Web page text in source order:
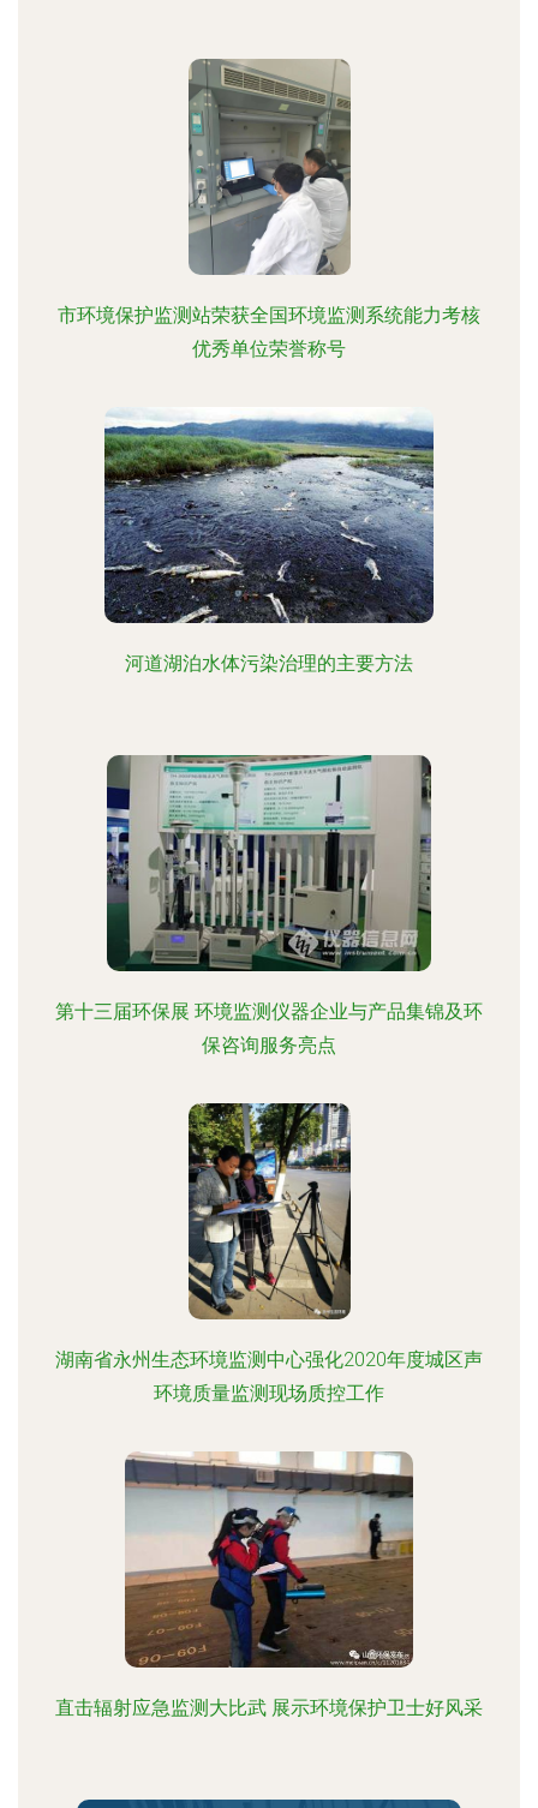
市环境保护监测站荣获全国环境监测系统能力考核
优秀单位荣誉称号
河道湖泊水体污染治理的主要方法
第十三届环保展 环境监测仪器企业与产品集锦及环
保咨询服务亮点
湖南省永州生态环境监测中心强化2020年度城区声
环境质量监测现场质控工作
直击辐射应急监测大比武 展示环境保护卫士好风采